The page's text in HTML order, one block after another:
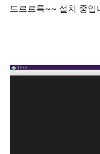
드르르륵~~ 설치 중입